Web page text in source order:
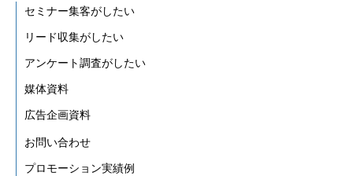
セミナー集客がしたい
リード収集がしたい
アンケート調査がしたい
媒体資料
広告企画資料
お問い合わせ
プロモーション実績例